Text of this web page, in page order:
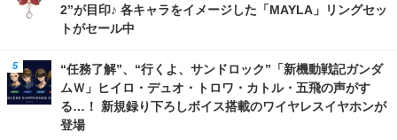
2”が目印♪ 各キャラをイメージした「MAYLA」リングセッ
トがセール中
“任務了解”、“行くよ、サンドロック”「新機動戦記ガンダ
ムＷ」ヒイロ・デュオ・トロワ・カトル・五飛の声がす
る…！ 新規録り下ろしボイス搭載のワイヤレスイヤホンが
登場